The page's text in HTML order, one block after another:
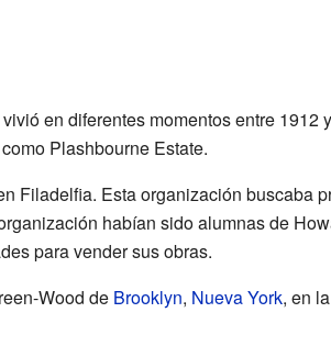
en diferentes momentos entre 1912
Plashbourne Estate.
Filadelfia. Esta organización buscaba
habían sido alumnas de
para vender sus obras.
Wood de Brooklyn, Nueva York, en